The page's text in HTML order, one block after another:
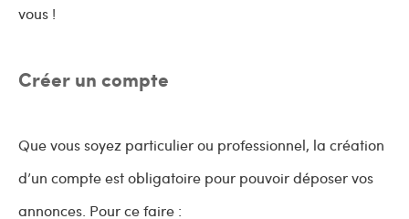
vous !
Créer un compte
Que vous soyez particulier ou professionnel, la création
d’un compte est obligatoire pour pouvoir déposer vos
annonces. Pour ce faire :